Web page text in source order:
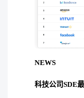
NEWS
科技公司SDE